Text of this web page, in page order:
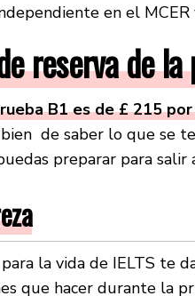
en el
reserva de
B1 es de £ 215
de saber lo que se
preparar para salir
la vida de IELTS te
que hacer durante la